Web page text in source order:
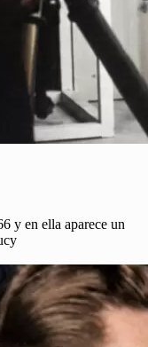
y en ella aparece un